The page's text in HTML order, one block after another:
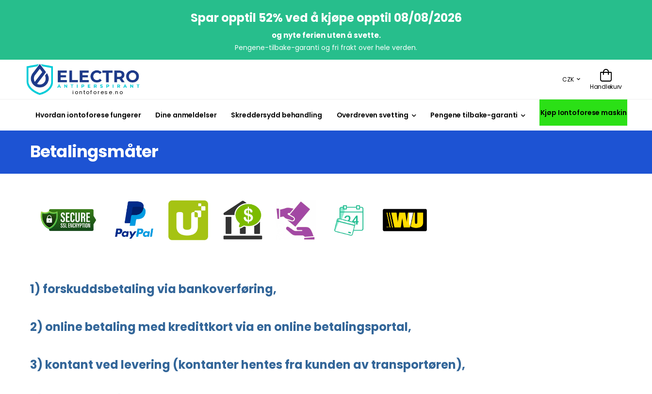
Spar opptil 52% ved å kjøpe opptil 08/08/2026
og nyte ferien uten å svette.
Pengene-tilbake-garanti og fri frakt over hele verden.
iontoforese.no
CZK
Handlekurv
Hvordan iontoforese fungerer Dine anmeldelser Skreddersydd behandling Overdreven svetting Pengene tilbake-garanti Kjøp Iontoforese maskin
Betalingsmåter
1) forskuddsbetaling via bankoverføring,
2) online betaling med kredittkort via en online betalingsportal,
3) kontant ved levering (kontanter hentes fra kunden av transportøren),